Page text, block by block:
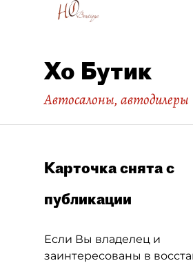
Хо Бутик
Автосалоны, автодилеры
Карточка снята с
публикации
Если Вы владелец и
заинтересованы в